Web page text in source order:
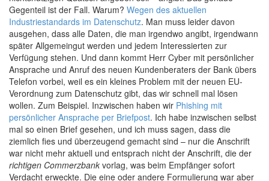
Gegenteil ist der Fall. Warum? Wegen des aktuellen
Industriestandards im Datenschutz. Man muss leider davon
ausgehen, dass alle Daten, die man irgendwo angibt, irgendwann
später Allgemeingut werden und jedem Interessierten zur
Verfügung stehen. Und dann kommt Herr Cyber mit persönlicher
Ansprache und Anruf des neuen Kundenberaters der Bank übers
Telefon vorbei, weil es ein kleines Problem mit der neuen EU-
Verordnung zum Datenschutz gibt, das wir schnell mal lösen
wollen. Zum Beispiel. Inzwischen haben wir Phishing mit
persönlicher Ansprache per Briefpost. Ich habe inzwischen selbst
mal so einen Brief gesehen, und ich muss sagen, dass die
ziemlich fies und überzeugend gemacht sind – nur die Anschrift
war nicht mehr aktuell und entsprach nicht der Anschrift, die der
richtigen Commerzbank vorlag, was beim Empfänger sofort
Verdacht erweckte. Die eine oder andere Formulierung war aber